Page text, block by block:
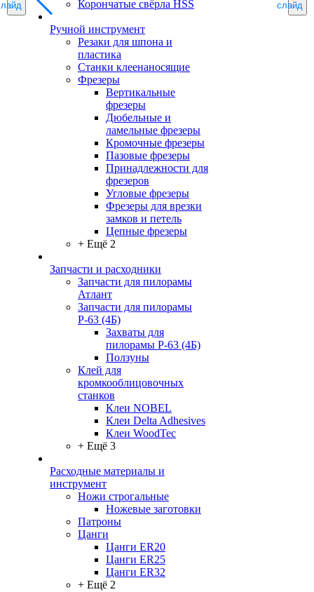
Корончатые свёрла HSS
Ручной инструмент
Резаки для шпона и
пластика
Станки клеенаносящие
Фрезеры
Вертикальные
фрезеры
Дюбельные и
ламельные фрезеры
Кромочные фрезеры
Пазовые фрезеры
Принадлежности для
фрезеров
Угловые фрезеры
Фрезеры для врезки
замков и петель
Цепные фрезеры
+ Ещё 2
Запчасти и расходники
Запчасти для пилорамы
Атлант
Запчасти для пилорамы
Р-63 (4Б)
Захваты для
пилорамы Р-63 (4Б)
Ползуны
Клей для
кромкооблицовочных
станков
Клеи NOBEL
Клеи Delta Adhesives
Клеи WoodTec
+ Ещё 3
Расходные материалы и
инструмент
Ножи строгальные
Ножевые заготовки
Патроны
Цанги
Цанги ER20
Цанги ER25
Цанги ER32
+ Ещё 2
слайд